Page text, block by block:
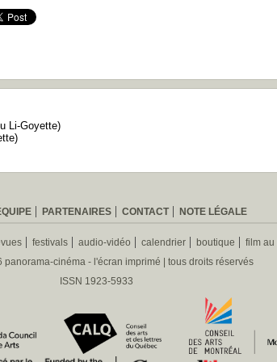
Li-Goyette)
PARTENAIRES CONTACT NOTE LÉGALE
festivals audio-vidéo calendrier boutique
film au
panorama-cinéma - l'écran imprimé | tous droits réservés
ISSN 1923-5933